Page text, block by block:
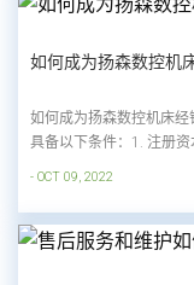
如何成为扬森数控机
如何成为扬森数控机床
具备以下条件：1. 注册
- OCT 09, 2022